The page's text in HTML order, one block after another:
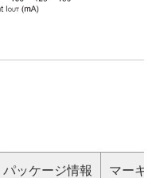
パッケージ情報 マーキ